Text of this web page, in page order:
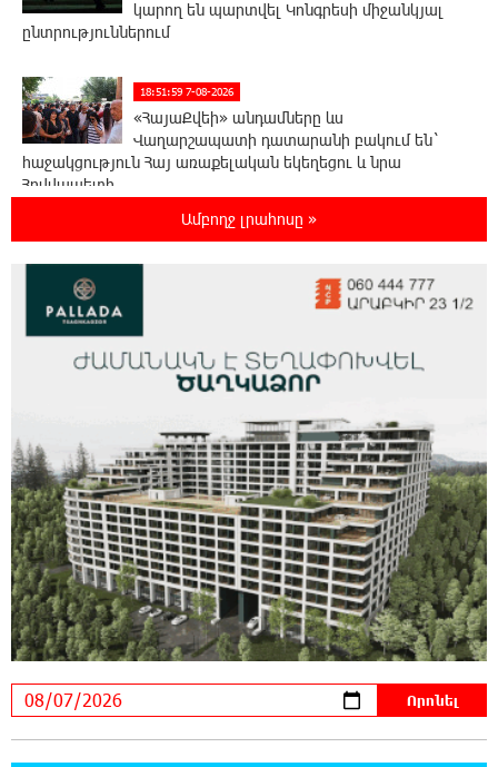
կարող են պարտվել Կոնգրեսի միջանկյալ
ընտրություններում
18:51:59 7-08-2026
«ՀայաՔվեի» անդամները ևս
Վաղարշապատի դատարանի բակում են`
հաջակցություն Հայ առաքելական եկեղեցու և նրա
Հովվապետի
18:47:06 7-08-2026
Օգոստոսի 7-ը ասորի ժողովրդի
ցեղասպանության հիշատակի օրն է․ Ուժեղ
Հայաստան
18:41:31 7-08-2026
ամենախայտառակ ժամանակաշրջանը․
Գառնիկ Դավթյան
18:37:08 7-08-2026
Այսօր ամոթի օր է, այսօր Էջմիածնում
դատում են Ամենայն Հայոց Կաթողիկոսին.
Մարիաննա Ղահրամանյան
18:32:23 7-08-2026
«հակասաֆարովյան» օրենսդրական
նախաձեռնության վերաբերյալ
հիմանվորումներ․ Շիրազ Մանուկյան
Ամբողջ լրահոսը »